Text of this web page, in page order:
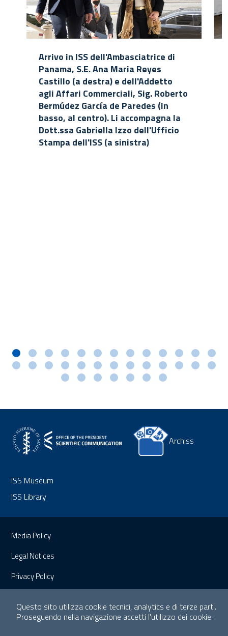
Arrivo in ISS dell'Ambasciatrice di
Panama, S.E. Ana Maria Reyes
Castillo (a destra) e dell'Addetto
agli Affari Commerciali, Sig. Roberto
Bermúdez García de Paredes (in
basso, al centro). Li accompagna la
Dott.ssa Gabriella Izzo dell'Ufficio
Stampa dell'ISS (a sinistra)
Archiss
ISS Museum
ISS Library
Media Policy
Legal Notices
Privacy Policy
Questo sito utilizza cookie tecnici, analytics e di terze parti.
Proseguendo nella navigazione accetti l'utilizzo dei cookie.